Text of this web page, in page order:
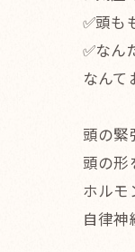
✅頭も
✅なん
なんて
頭の緊
頭の形
ホルモ
自律神